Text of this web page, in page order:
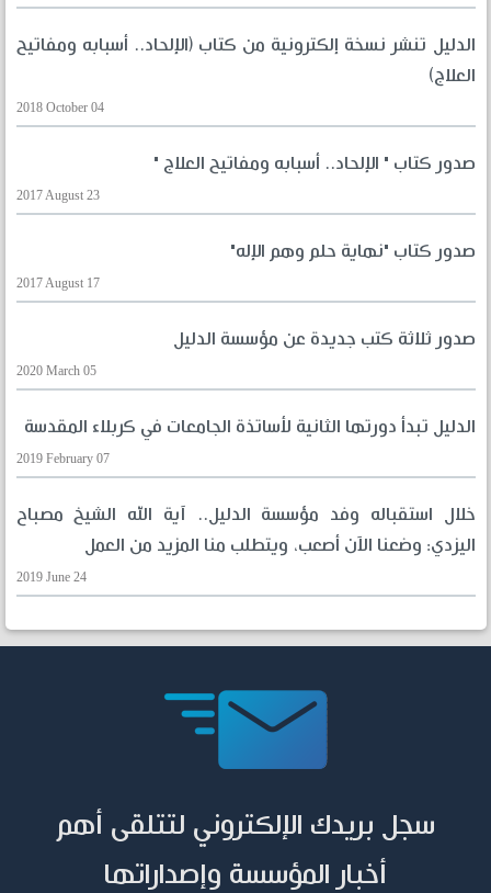
الدليل تنشر نسخة إلكترونية من كتاب (الإلحاد.. أسبابه ومفاتيح
العلاج)
2018 October 04
صدور كتاب " الإلحاد.. أسبابه ومفاتيح العلاج "
2017 August 23
صدور كتاب "نهاية حلم وهم الإله"
2017 August 17
صدور ثلاثة كتب جديدة عن مؤسسة الدليل
2020 March 05
الدليل تبدأ دورتها الثانية لأساتذة الجامعات في كربلاء المقدسة
2019 February 07
خلال استقباله وفد مؤسسة الدليل.. آية الله الشيخ مصباح
اليزدي: وضعنا الآن أصعب، ويتطلب منا المزيد من العمل
2019 June 24
سجل بريدك الإلكتروني لتتلقى أهم
أخبار المؤسسة وإصداراتها